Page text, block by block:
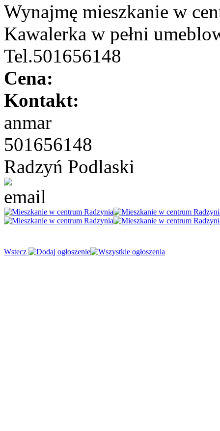
Wynajmę mieszkanie w
Kawalerka w pełni
Tel.501656148
Cena:
Kontakt:
anmar
501656148
Radzyń Podlaski
Wstecz